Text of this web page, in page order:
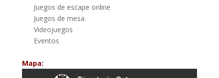
Juegos de escape online
Juegos de mesa
Videojuegos
Eventos
Mapa: